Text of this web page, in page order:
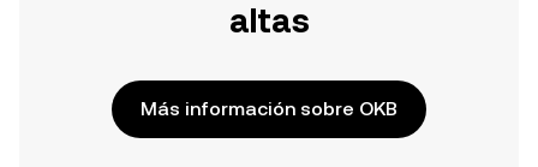
altas
Más información sobre OKB